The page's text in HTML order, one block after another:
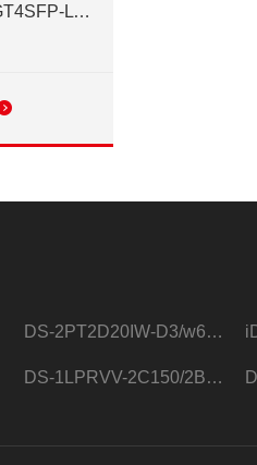
锐捷RG-S2910V2-24GT4SFP-L 24口网管千兆交换机
DS-2PT2D20IW-D3/w64路高清硬盘录像机
DS-1LPRVV-2C150/2B监控室外夜视高清电源线护套线200米/卷